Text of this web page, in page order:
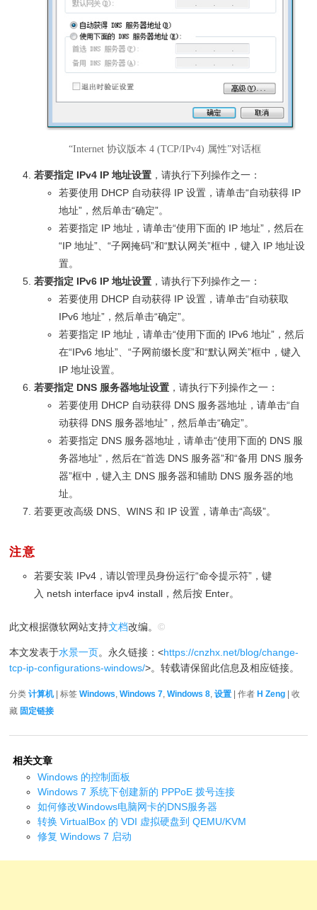
“Internet 协议版本 4 (TCP/IPv4) 属性”对话框
若要指定 IPv4 IP 地址设置 ，请执行下列操作之一：
若要使用 DHCP 自动获得 IP 设置，请单击“自动获得 IP
地址”，然后单击“确定”。
若要指定 IP 地址，请单击“使用下面的 IP 地址”，然后在
“IP 地址”、“子网掩码”和“默认网关”框中，键入 IP 地址设
置。
若要指定 IPv6 IP 地址设置 ，请执行下列操作之一：
若要使用 DHCP 自动获得 IP 设置，请单击“自动获取
IPv6 地址”，然后单击“确定”。
若要指定 IP 地址，请单击“使用下面的 IPv6 地址”，然后
在“IPv6 地址”、“子网前缀长度”和“默认网关”框中，键入
IP 地址设置。
若要指定 DNS 服务器地址设置 ，请执行下列操作之一：
若要使用 DHCP 自动获得 DNS 服务器地址，请单击“自
动获得 DNS 服务器地址”，然后单击“确定”。
若要指定 DNS 服务器地址，请单击“使用下面的 DNS 服
务器地址”，然后在“首选 DNS 服务器”和“备用 DNS 服务
器”框中，键入主 DNS 服务器和辅助 DNS 服务器的地
址。
若要更改高级 DNS、WINS 和 IP 设置，请单击“高级”。
注意
若要安装 IPv4，请以管理员身份运行“命令提示符”，键
入 netsh interface ipv4 install，然后按 Enter。
此文根据微软网站支持文档改编。©
本文发表于水景一页。永久链接：<https://cnzhx.net/blog/change-
tcp-ip-configurations-windows/>。转载请保留此信息及相应链接。
分类计算机| 标签Windows ,Windows 7 ,Windows 8 ,设置 | 作者H Zeng | 收
藏 固定链接
相关文章
Windows 的控制面板
Windows 7 系统下创建新的 PPPoE 拨号连接
如何修改Windows电脑网卡的DNS服务器
转换 VirtualBox 的 VDI 虚拟硬盘到 QEMU/KVM
修复 Windows 7 启动